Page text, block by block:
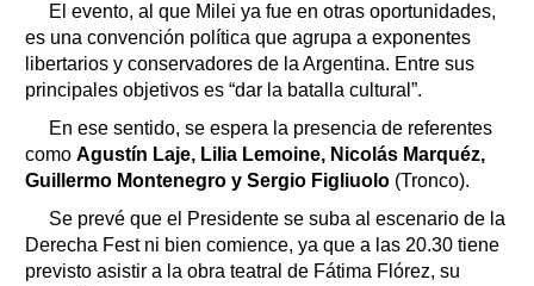
El evento, al que Milei ya fue en otras oportunidades,
es una convención política que agrupa a exponentes
libertarios y conservadores de la Argentina. Entre sus
principales objetivos es “dar la batalla cultural”.
En ese sentido, se espera la presencia de referentes
como Agustín Laje, Lilia Lemoine, Nicolás Marquéz,
Guillermo Montenegro y Sergio Figliuolo (Tronco).
Se prevé que el Presidente se suba al escenario de la
Derecha Fest ni bien comience, ya que a las 20.30 tiene
previsto asistir a la obra teatral de Fátima Flórez, su